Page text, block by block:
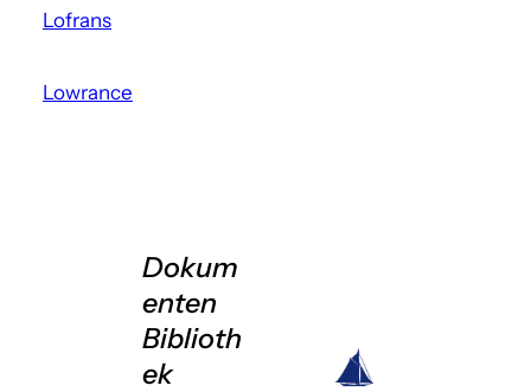
Lofrans
Lowrance
Dokum
enten
Biblioth
ek